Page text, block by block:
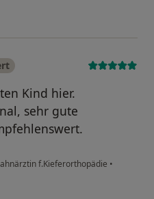
Kind hier.
sehr gute
f.Kieferorthopädie •